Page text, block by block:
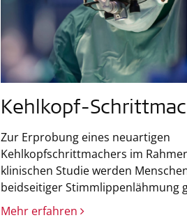
Kehlkopf-
Zur Erprobung eines neuartigen
Kehlkopfschrittmachers im
klinischen Studie werden
beidseitiger Stimmlippenlähmung
Mehr erfahren